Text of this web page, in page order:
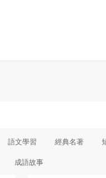
語文學習 經典名著
成語故事